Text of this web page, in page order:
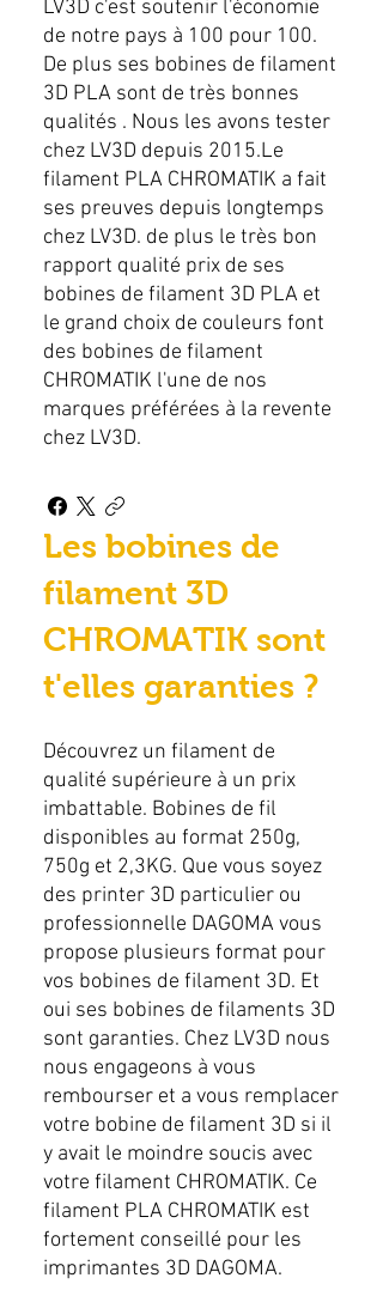
LV3D c'est soutenir l'économie
de notre pays à 100 pour 100.
De plus ses bobines de filament
3D PLA sont de très bonnes
qualités . Nous les avons tester
chez LV3D depuis 2015.Le
filament PLA CHROMATIK a fait
ses preuves depuis longtemps
chez LV3D. de plus le très bon
rapport qualité prix de ses
bobines de filament 3D PLA et
le grand choix de couleurs font
des bobines de filament
CHROMATIK l'une de nos
marques préférées à la revente
chez LV3D.
Les bobines de
filament 3D
CHROMATIK sont
t'elles garanties ?
Découvrez un filament de
qualité supérieure à un prix
imbattable. Bobines de fil
disponibles au format 250g,
750g et 2,3KG. Que vous soyez
des printer 3D particulier ou
professionnelle DAGOMA vous
propose plusieurs format pour
vos bobines de filament 3D. Et
oui ses bobines de filaments 3D
sont garanties. Chez LV3D nous
nous engageons à vous
rembourser et a vous remplacer
votre bobine de filament 3D si il
y avait le moindre soucis avec
votre filament CHROMATIK. Ce
filament PLA CHROMATIK est
fortement conseillé pour les
imprimantes 3D DAGOMA.